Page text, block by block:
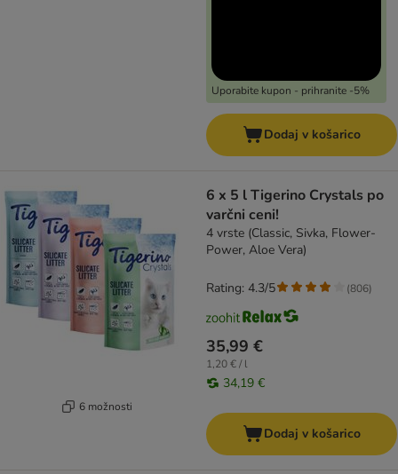
Uporabite kupon - prihranite -5%
Dodaj v košarico
6 možnosti
6 x 5 l Tigerino Crystals po
varčni ceni!
4 vrste (Classic, Sivka, Flower-
Power, Aloe Vera)
35,99 €
1,20 € / l
34,19 €
Rating: 4.3/5 (806)
Dodaj v košarico